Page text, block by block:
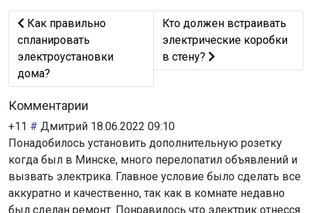
Предыдущий: Как правильно спланировать
Как правильно
спланировать
электроустановки
дома?
Следующий: Кто должен
Кто должен встраивать
электрические коробки
в стену?
Комментарии
+11 # Дмитрий 18.06.2022 09:10
Понадобилось установить дополнительную розетку
когда был в Минске, много перелопатил объявлений и
вызвать электрика. Главное условие было сделать все
аккуратно и качественно, так как в комнате недавно
был сделан ремонт. Понравилось что электрик отнесся